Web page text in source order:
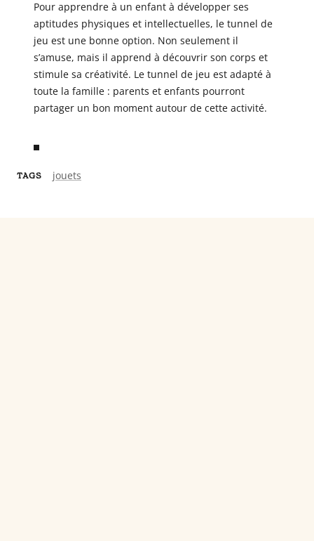
Pour apprendre à un enfant à développer ses
aptitudes physiques et intellectuelles, le tunnel de
jeu est une bonne option. Non seulement il
s’amuse, mais il apprend à découvrir son corps et
stimule sa créativité. Le tunnel de jeu est adapté à
toute la famille : parents et enfants pourront
partager un bon moment autour de cette activité.
TAGS jouets